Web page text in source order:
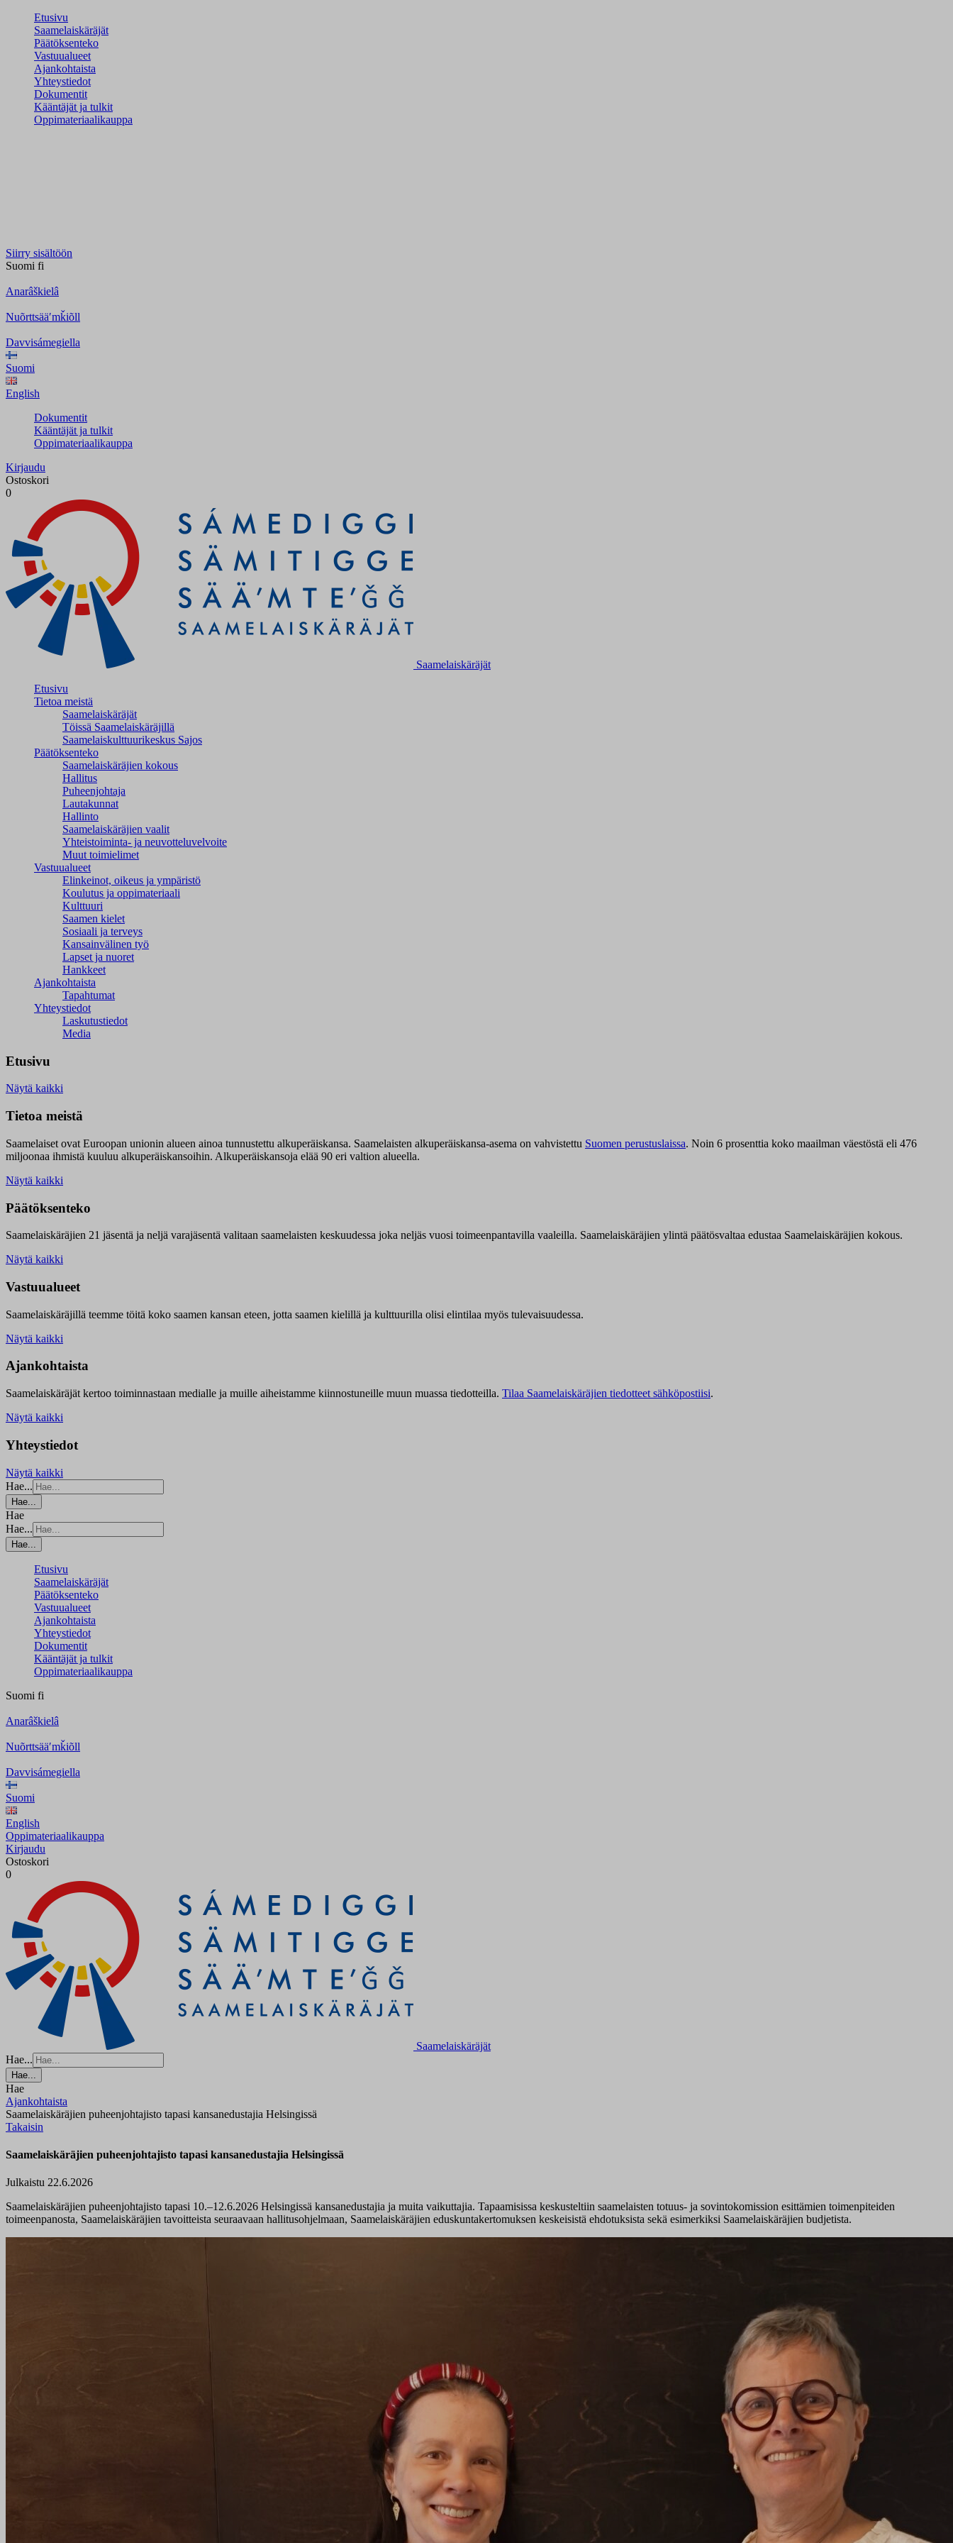
Etusivu
Saamelaiskäräjät
Päätöksenteko
Vastuualueet
Ajankohtaista
Yhteystiedot
Dokumentit
Kääntäjät ja tulkit
Oppimateriaalikauppa
Siirry sisältöön
Suomi fi
Anarâškielâ
Nuõrttsääʹmǩiõll
Davvisámegiella
Suomi
English
Dokumentit
Kääntäjät ja tulkit
Oppimateriaalikauppa
Kirjaudu
Ostoskori
0
Saamelaiskäräjät
Etusivu
Tietoa meistä
Saamelaiskäräjät
Töissä Saamelaiskäräjillä
Saamelaiskulttuuri­keskus Sajos
Päätöksenteko
Saamelaiskäräjien kokous
Hallitus
Puheenjohtaja
Lautakunnat
Hallinto
Saamelaiskäräjien vaalit
Yhteistoiminta- ja neuvotteluvelvoite
Muut toimielimet
Vastuualueet
Elinkeinot, oikeus ja ympäristö
Koulutus ja oppimateriaali
Kulttuuri
Saamen kielet
Sosiaali ja terveys
Kansainvälinen työ
Lapset ja nuoret
Hankkeet
Ajankohtaista
Tapahtumat
Yhteystiedot
Laskutustiedot
Media
Etusivu
Näytä kaikki
Tietoa meistä
Saamelaiset ovat Euroopan unionin alueen ainoa tunnustettu alkuperäiskansa. Saamelaisten alkuperäiskansa-asema on vahvistettu Suomen perustuslaissa. Noin 6 prosenttia koko maailman väestöstä eli 476
miljoonaa ihmistä kuuluu alkuperäiskansoihin. Alkuperäiskansoja elää 90 eri valtion alueella.
Näytä kaikki
Päätöksenteko
Saamelaiskäräjien 21 jäsentä ja neljä varajäsentä valitaan saamelaisten keskuudessa joka neljäs vuosi toimeenpantavilla vaaleilla. Saamelaiskäräjien ylintä päätösvaltaa edustaa Saamelaiskäräjien kokous.
Näytä kaikki
Vastuualueet
Saamelaiskäräjillä teemme töitä koko saamen kansan eteen, jotta saamen kielillä ja kulttuurilla olisi elintilaa myös tulevaisuudessa.
Näytä kaikki
Ajankohtaista
Saamelaiskäräjät kertoo toiminnastaan medialle ja muille aiheistamme kiinnostuneille muun muassa tiedotteilla. Tilaa Saamelaiskäräjien tiedotteet sähköpostiisi.
Näytä kaikki
Yhteystiedot
Näytä kaikki
Hae...
Hae...
Hae
Hae...
Hae...
Etusivu
Saamelaiskäräjät
Päätöksenteko
Vastuualueet
Ajankohtaista
Yhteystiedot
Dokumentit
Kääntäjät ja tulkit
Oppimateriaalikauppa
Suomi fi
Anarâškielâ
Nuõrttsääʹmǩiõll
Davvisámegiella
Suomi
English
Oppimateriaalikauppa
Kirjaudu
Ostoskori
0
Saamelaiskäräjät
Hae...
Hae...
Hae
Ajankohtaista
Saamelaiskäräjien puheenjohtajisto tapasi kansanedustajia Helsingissä
Takaisin
Saamelaiskäräjien puheenjohtajisto tapasi kansanedustajia Helsingissä
Julkaistu 22.6.2026
Saamelaiskäräjien puheenjohtajisto tapasi 10.–12.6.2026 Helsingissä kansanedustajia ja muita vaikuttajia. Tapaamisissa keskusteltiin saamelaisten totuus- ja sovintokomission esittämien toimenpiteiden
toimeenpanosta, Saamelaiskäräjien tavoitteista seuraavaan hallitusohjelmaan, Saamelaiskäräjien eduskuntakertomuksen keskeisistä ehdotuksista sekä esimerkiksi Saamelaiskäräjien budjetista.